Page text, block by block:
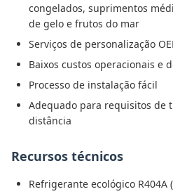
congelados, suprimentos
de gelo e frutos do mar
Serviços de personalização
Baixos custos operacionais e
Processo de instalação fácil
Adequado para requisitos de
distância
Recursos técnicos
Refrigerante ecológico R404A